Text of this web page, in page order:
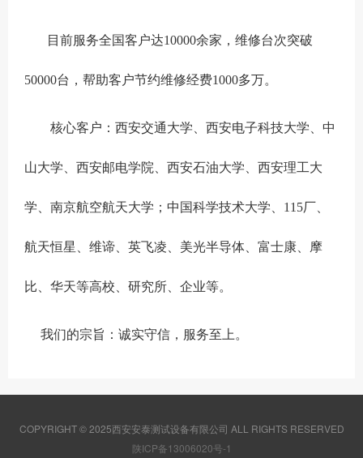
目前服务全国客户达10000余家，维修台次突破
50000台，帮助客户节约维修经费1000多万。
核心客户：西安交通大学、西安电子科技大学、中
山大学、西安邮电学院、西安石油大学、西安理工大
学、南京航空航天大学；中国科学技术大学、115厂、
航天恒星、维谛、英飞凌、美光半导体、富士康、摩
比、华天等高校、研究所、企业等。
我们的宗旨： 诚实守信，服务至上。
COPYRIGHT © 2025西安安泰测试设备有限公司 ALL RIGHTS RESERVED
陕ICP备13006020号-1